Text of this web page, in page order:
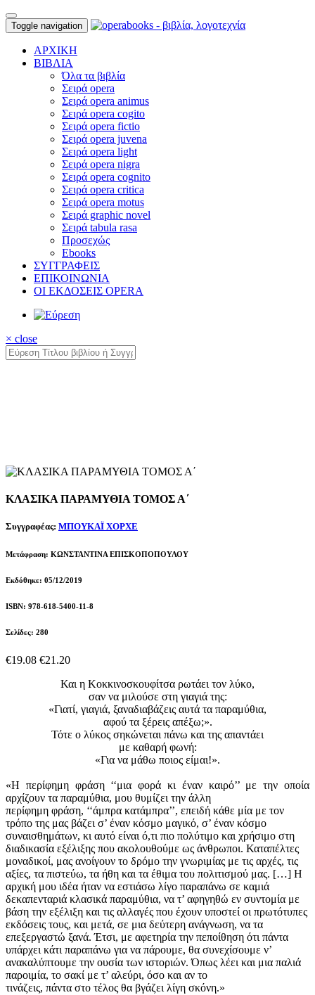
Toggle navigation
ΑΡΧΙΚΗ
ΒΙΒΛΙΑ
Όλα τα βιβλία
Σειρά opera
Σειρά opera animus
Σειρά opera cogito
Σειρά opera fictio
Σειρά opera juvena
Σειρά opera light
Σειρά opera nigra
Σειρά opera cognito
Σειρά opera critica
Σειρά opera motus
Σειρά graphic novel
Σειρά tabula rasa
Προσεχώς
Ebooks
ΣΥΓΓΡΑΦΕΙΣ
ΕΠΙΚΟΙΝΩΝΙΑ
ΟΙ ΕΚΔΟΣΕΙΣ OPERA
× close
ΚΛΑΣΙΚΑ ΠΑΡΑΜΥΘΙΑ ΤΟΜΟΣ Α΄
Συγγραφέας: ΜΠΟΥΚΑΪ ΧΟΡΧΕ
Μετάφραση: ΚΩΝΣΤΑΝΤΙΝΑ ΕΠΙΣΚΟΠΟΠΟΥΛΟΥ
Εκδόθηκε: 05/12/2019
ISBN: 978-618-5400-11-8
Σελίδες: 280
€19.08 €21.20
Και η Κοκκινοσκουφίτσα ρωτάει τον λύκο,
σαν να μιλούσε στη γιαγιά της:
«Γιατί, γιαγιά, ξαναδιαβάζεις αυτά τα παραμύθια,
αφού τα ξέρεις απέξω;».
Τότε ο λύκος σηκώνεται πάνω και της απαντάει
με καθαρή φωνή:
«Για να μάθω ποιος είμαι!».
«Η περίφημη φράση ‘‘μια φορά κι έναν καιρό’’ με την οποία
αρχίζουν τα παραμύθια, μου θυμίζει την άλλη
περίφημη φράση, ‘‘άμπρα κατάμπρα’’, επειδή κάθε μία με τον
τρόπο της μας βάζει σ’ έναν κόσμο μαγικό, σ’ έναν κόσμο
συναισθημάτων, κι αυτό είναι ό,τι πιο πολύτιμο και χρήσιμο στη
διαδικασία εξέλιξης που ακολουθούμε ως άνθρωποι. Καταπέλτες
μοναδικοί, μας ανοίγουν το δρόμο την γνωριμίας με τις αρχές, τις
αξίες, τα πιστεύω, τα ήθη και τα έθιμα του πολιτισμού μας. […] Η
αρχική μου ιδέα ήταν να εστιάσω λίγο παραπάνω σε καμιά
δεκαπενταριά κλασικά παραμύθια, να τ’ αφηγηθώ εν συντομία με
βάση την εξέλιξη και τις αλλαγές που έχουν υποστεί οι πρωτότυπες
εκδόσεις τους, και μετά, σε μια δεύτερη ανάγνωση, να τα
επεξεργαστώ ξανά. Έτσι, με αφετηρία την πεποίθηση ότι πάντα
υπάρχει κάτι παραπάνω για να πάρουμε, θα συνεχίσουμε ν’
ανακαλύπτουμε την ουσία των ιστοριών. Όπως λέει και μια παλιά
παροιμία, το σακί με τ’ αλεύρι, όσο και αν το
τινάζεις, πάντα στο τέλος θα βγάζει λίγη σκόνη.»